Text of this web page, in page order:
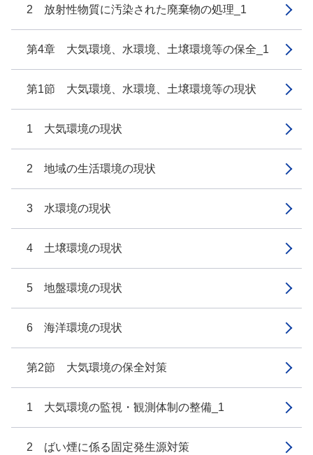
2 放射性物質に汚染された廃棄物の処理_1
第4章 大気環境、水環境、土壌環境等の保全_1
第1節 大気環境、水環境、土壌環境等の現状
1 大気環境の現状
2 地域の生活環境の現状
3 水環境の現状
4 土壌環境の現状
5 地盤環境の現状
6 海洋環境の現状
第2節 大気環境の保全対策
1 大気環境の監視・観測体制の整備_1
2 ばい煙に係る固定発生源対策